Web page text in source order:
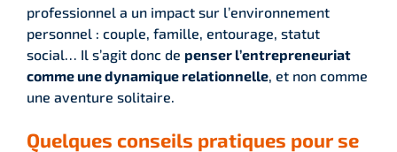
professionnel a un impact sur l’environnement
personnel : couple, famille, entourage, statut
social… Il s’agit donc de penser l’entrepreneuriat
comme une dynamique relationnelle , et non comme
une aventure solitaire.
Quelques conseils pratiques pour se